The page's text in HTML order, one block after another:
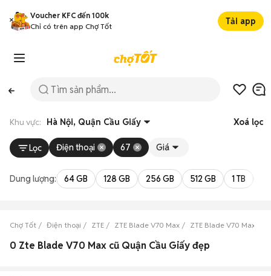
Voucher KFC đến 100k
Chỉ có trên app Chợ Tốt
Tải app
Khu vực: Hà Nội, Quận Cầu Giấy Xoá lọc
Lọc Điện thoại 67 Giá
Dung lượng: 64 GB 128 GB 256 GB 512 GB 1 TB
Chợ Tốt Điện thoại ZTE ZTE Blade V70 Max ZTE Blade V70 Max Hà
0 Zte Blade V70 Max cũ Quận Cầu Giấy đẹp